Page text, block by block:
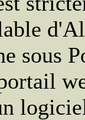
sous